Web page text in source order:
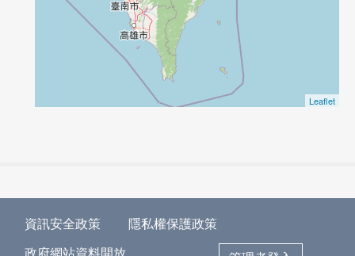
Leaflet
資訊安全政策
隱私權保護政策
政府網站資料開放